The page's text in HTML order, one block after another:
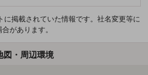
掲載されていた情報です。社名変更等に
があります。
図・周辺環境